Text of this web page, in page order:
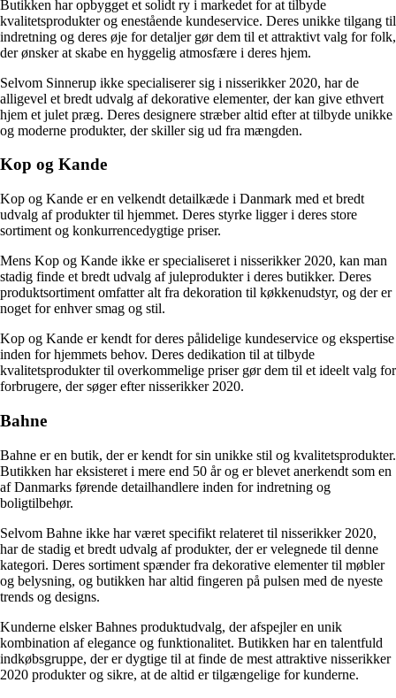
Butikken har opbygget et solidt ry i markedet for at tilbyde
kvalitetsprodukter og enestående kundeservice. Deres unikke tilgang til
indretning og deres øje for detaljer gør dem til et attraktivt valg for folk,
der ønsker at skabe en hyggelig atmosfære i deres hjem.
Selvom Sinnerup ikke specialiserer sig i nisserikker 2020, har de
alligevel et bredt udvalg af dekorative elementer, der kan give ethvert
hjem et julet præg. Deres designere stræber altid efter at tilbyde unikke
og moderne produkter, der skiller sig ud fra mængden.
Kop og Kande
Kop og Kande er en velkendt detailkæde i Danmark med et bredt
udvalg af produkter til hjemmet. Deres styrke ligger i deres store
sortiment og konkurrencedygtige priser.
Mens Kop og Kande ikke er specialiseret i nisserikker 2020, kan man
stadig finde et bredt udvalg af juleprodukter i deres butikker. Deres
produktsortiment omfatter alt fra dekoration til køkkenudstyr, og der er
noget for enhver smag og stil.
Kop og Kande er kendt for deres pålidelige kundeservice og ekspertise
inden for hjemmets behov. Deres dedikation til at tilbyde
kvalitetsprodukter til overkommelige priser gør dem til et ideelt valg for
forbrugere, der søger efter nisserikker 2020.
Bahne
Bahne er en butik, der er kendt for sin unikke stil og kvalitetsprodukter.
Butikken har eksisteret i mere end 50 år og er blevet anerkendt som en
af Danmarks førende detailhandlere inden for indretning og
boligtilbehør.
Selvom Bahne ikke har været specifikt relateret til nisserikker 2020,
har de stadig et bredt udvalg af produkter, der er velegnede til denne
kategori. Deres sortiment spænder fra dekorative elementer til møbler
og belysning, og butikken har altid fingeren på pulsen med de nyeste
trends og designs.
Kunderne elsker Bahnes produktudvalg, der afspejler en unik
kombination af elegance og funktionalitet. Butikken har en talentfuld
indkøbsgruppe, der er dygtige til at finde de mest attraktive nisserikker
2020 produkter og sikre, at de altid er tilgængelige for kunderne.